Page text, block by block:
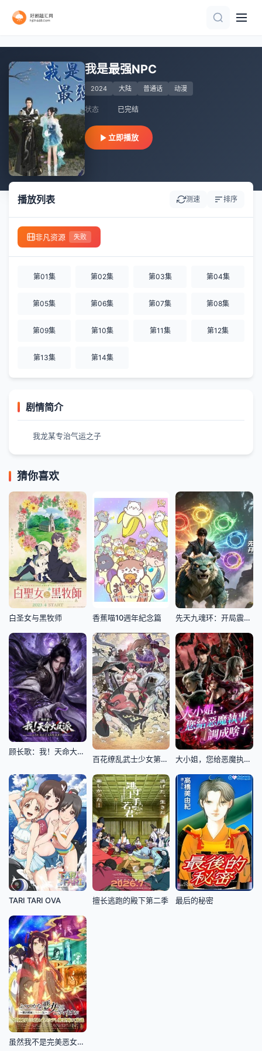
我是最强NPC
2024 大陆 普通话 动漫
状态 已完结
立即播放
播放列表 测速 排序
非凡资源 失败
第01集 第02集 第03集 第04集
第05集 第06集 第07集 第08集
第09集 第10集 第11集 第12集
第13集 第14集
剧情简介
我龙某专治气运之子
猜你喜欢
全12集
白圣女与黑牧师
第1集
香蕉喵10週年紀念篇
第42集
先天九魂环：开局震慑大荒魂兽
更新至09集
顾长歌：我！天命大反派
已完结 共12集
百花缭乱武士少女第一季
第52集
大小姐，您给恶魔执事调成啥了
更新至OVA
TARI TARI OVA
更新至第04集
擅长逃跑的殿下第二季
第4集
最后的秘密
第4集
虽然我不是完美恶女～雏宫蝶鼠替换传